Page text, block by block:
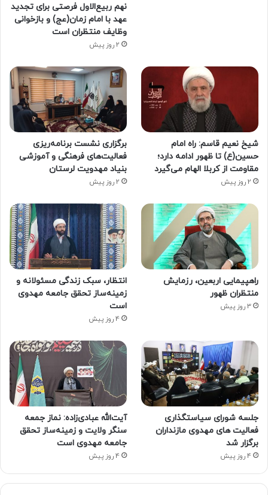
نهم ربیع‌الاول فرصتی برای تجدید
عهد با امام زمان(عج) و بازخوانی
وظایف منتظران است
2 روز پیش
شیخ نعیم قاسم: راه امام
حسین(ع) تا ظهور ادامه دارد؛
مقاومت از کربلا الهام می‌گیرد
2 روز پیش
برگزاری نشست برنامه‌ریزی
فعالیت‌های فرهنگی و آموزشی
بنیاد مهدویت لرستان
2 روز پیش
راهپیمایی اربعین، رزمایش
منتظران ظهور
3 روز پیش
انتظار، سبک زندگی مسئولانه و
زمینه‌ساز تحقق جامعه مهدوی
است
4 روز پیش
جلسه شورای سیاستگذاری
فعالیت های مهدوی مازنداران
برگزار شد
4 روز پیش
آیت‌الله عبادی‌زاده: نماز جمعه
سنگر ولایت و زمینه‌ساز تحقق
جامعه مهدوی است
4 روز پیش